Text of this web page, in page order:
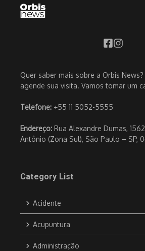
Quer saber mais sobre a Orbis
agende sua visita. Vamos tomar um
Telefone: +55 11 5052-5555
Endereço: Rua Alexandre Dumas,
Antônio (Zona Sul), São Paulo – SP,
Category List
Acidente
Acupuntura
Administração